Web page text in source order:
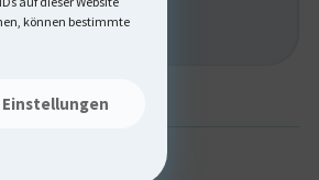
können bestimmte
Einstellungen